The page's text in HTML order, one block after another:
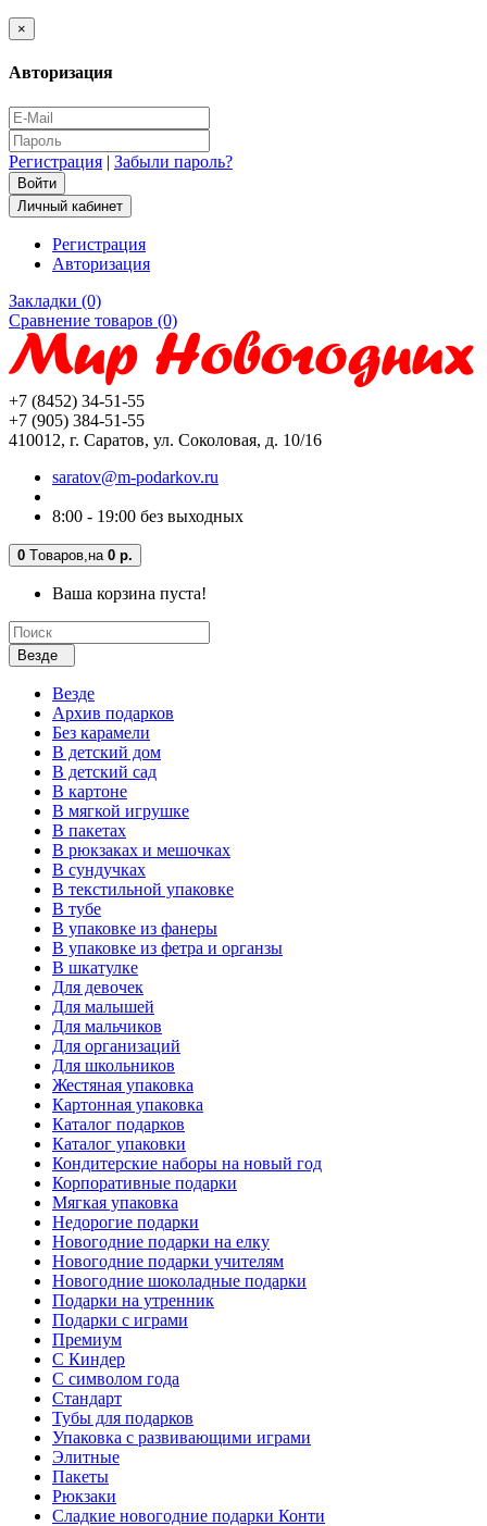
×
Авторизация
Регистрация | Забыли пароль?
Личный кабинет
Регистрация
Авторизация
Закладки (0)
Сравнение товаров (0)
+7 (8452) 34-51-55
+7 (905) 384-51-55
410012, г. Саратов, ул. Соколовая, д. 10/16
saratov@m-podarkov.ru
8:00 - 19:00 без выходных
0 Tоваров, на 0 р.
Ваша корзина пуста!
Везде
Везде
Архив подарков
Без карамели
В детский дом
В детский сад
В картоне
В мягкой игрушке
В пакетах
В рюкзаках и мешочках
В сундучках
В текстильной упаковке
В тубе
В упаковке из фанеры
В упаковке из фетра и органзы
В шкатулке
Для девочек
Для малышей
Для мальчиков
Для организаций
Для школьников
Жестяная упаковка
Картонная упаковка
Каталог подарков
Каталог упаковки
Кондитерские наборы на новый год
Корпоративные подарки
Мягкая упаковка
Недорогие подарки
Новогодние подарки на елку
Новогодние подарки учителям
Новогодние шоколадные подарки
Подарки на утренник
Подарки с играми
Премиум
С Киндер
С символом года
Стандарт
Тубы для подарков
Упаковка с развивающими играми
Элитные
Пакеты
Рюкзаки
Сладкие новогодние подарки Конти